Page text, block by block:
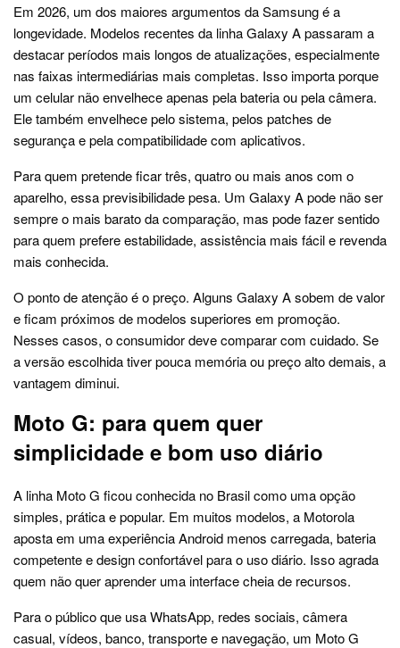
Em 2026, um dos maiores argumentos da Samsung é a
longevidade. Modelos recentes da linha Galaxy A passaram a
destacar períodos mais longos de atualizações, especialmente
nas faixas intermediárias mais completas. Isso importa porque
um celular não envelhece apenas pela bateria ou pela câmera.
Ele também envelhece pelo sistema, pelos patches de
segurança e pela compatibilidade com aplicativos.
Para quem pretende ficar três, quatro ou mais anos com o
aparelho, essa previsibilidade pesa. Um Galaxy A pode não ser
sempre o mais barato da comparação, mas pode fazer sentido
para quem prefere estabilidade, assistência mais fácil e revenda
mais conhecida.
O ponto de atenção é o preço. Alguns Galaxy A sobem de valor
e ficam próximos de modelos superiores em promoção.
Nesses casos, o consumidor deve comparar com cuidado. Se
a versão escolhida tiver pouca memória ou preço alto demais, a
vantagem diminui.
Moto G: para quem quer
simplicidade e bom uso diário
A linha Moto G ficou conhecida no Brasil como uma opção
simples, prática e popular. Em muitos modelos, a Motorola
aposta em uma experiência Android menos carregada, bateria
competente e design confortável para o uso diário. Isso agrada
quem não quer aprender uma interface cheia de recursos.
Para o público que usa WhatsApp, redes sociais, câmera
casual, vídeos, banco, transporte e navegação, um Moto G